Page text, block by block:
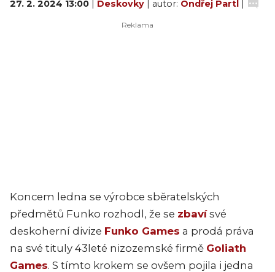
27. 2. 2024 13:00 | Deskovky | autor: Ondřej Partl |
Koncem ledna se výrobce sběratelských
předmětů Funko rozhodl, že se zbavísvé
deskoherní divize Funko Games a prodá práva
na své tituly 43leté nizozemské firmě Goliath
Games. S tímto krokem se ovšem pojila i jedna